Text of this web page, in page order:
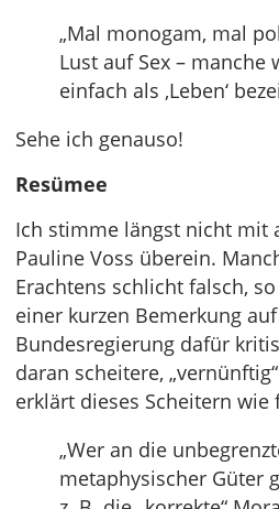
„Mal monogam, mal
Lust auf Sex – manche
einfach als ‚Leben‘
Sehe ich genauso!
Resümee
Ich stimme längst nicht mit
Pauline Voss überein.
Erachtens schlicht falsch,
einer kurzen Bemerkung
Bundesregierung dafür
daran scheitere,
erklärt dieses Scheitern wie
„Wer an die
metaphysischer Güter